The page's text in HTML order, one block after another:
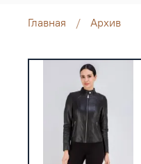
Главная Архив